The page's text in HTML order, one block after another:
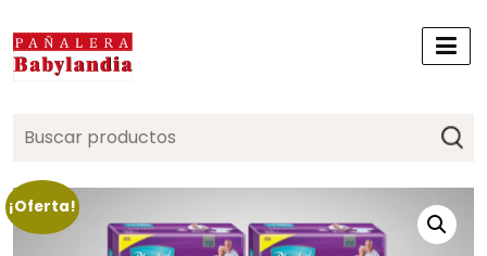
Search
for:
¡Oferta!